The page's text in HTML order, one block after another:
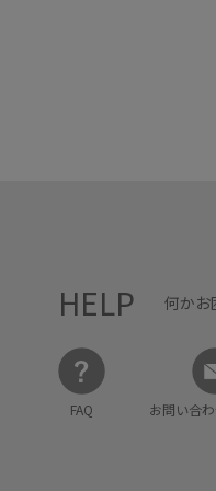
HELP 何かお
FAQ お問い合